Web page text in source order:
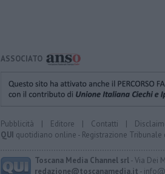
ASSOCIATO
Pubblicità | Editore | Contatti |
QUI quotidiano online - Registrazione Tribunale
Toscana Media Channel srl- Via Dei
redazione@toscanamedia.it -